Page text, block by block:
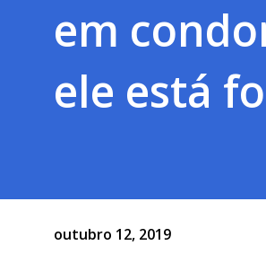
em
ele está
outubro 12, 2019